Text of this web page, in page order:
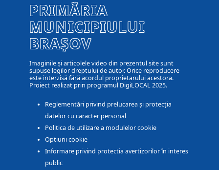
PRIMĂRIA
MUNICIPIULUI
BRAȘOV
Imaginile și articolele video din prezentul site sunt
supuse legilor dreptului de autor. Orice reproducere
este interzisă fără acordul proprietarului acestora.
Proiect realizat prin programul DigiLOCAL 2025.
Reglementări privind prelucarea și protecția
datelor cu caracter personal
Politica de utilizare a modulelor cookie
Optiuni cookie
Informare privind protectia avertizorilor în interes
public